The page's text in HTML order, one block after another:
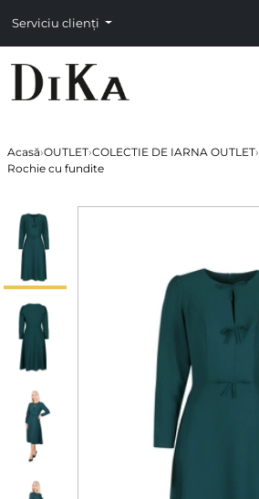
Serviciu clienți
Acasă›OUTLET›COLECTIE DE IARNA OUTLET›
Rochie cu fundite